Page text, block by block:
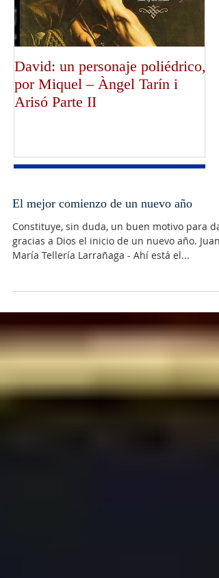
David: un personaje poliédrico,
por Miquel – Àngel Tarín i
Arisó Parte II
El mejor comienzo de un nuevo año
Constituye, sin duda, un buen motivo para dar
gracias a Dios el inicio de un nuevo año. Juan
María Tellería Larrañaga - Ahí está el...